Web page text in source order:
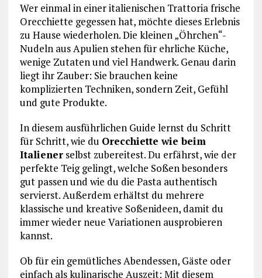
Wer einmal in einer italienischen Trattoria frische
Orecchiette gegessen hat, möchte dieses Erlebnis
zu Hause wiederholen. Die kleinen „Öhrchen“-
Nudeln aus Apulien stehen für ehrliche Küche,
wenige Zutaten und viel Handwerk. Genau darin
liegt ihr Zauber: Sie brauchen keine
komplizierten Techniken, sondern Zeit, Gefühl
und gute Produkte.
In diesem ausführlichen Guide lernst du Schritt
für Schritt, wie du Orecchiette wie beim
Italienerselbst zubereitest. Du erfährst, wie der
perfekte Teig gelingt, welche Soßen besonders
gut passen und wie du die Pasta authentisch
servierst. Außerdem erhältst du mehrere
klassische und kreative Soßenideen, damit du
immer wieder neue Variationen ausprobieren
kannst.
Ob für ein gemütliches Abendessen, Gäste oder
einfach als kulinarische Auszeit: Mit diesem